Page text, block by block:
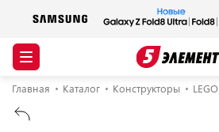
Главная Каталог Конструкторы LEGO